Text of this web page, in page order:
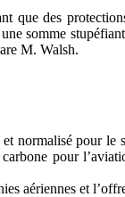
que des
somme
M. Walsh.
normalisé pour
pour
aériennes et